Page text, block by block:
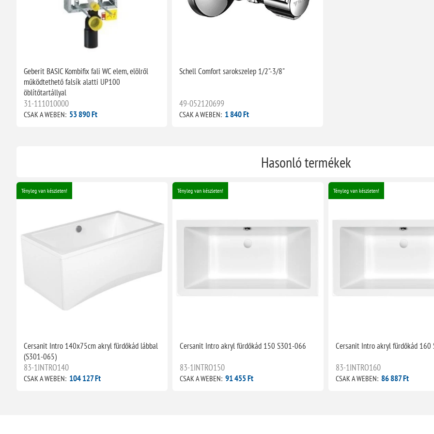
Geberit BASIC Kombifix fali WC elem, elölről
működtethető falsík alatti UP100
öblítőtartállyal
31-111010000
CSAK A WEBEN: 53 890 Ft
Schell Comfort sarokszelep 1/2"-3/8"
49-052120699
CSAK A WEBEN: 1 840 Ft
Hasonló termékek
Tényleg van készleten!
Cersanit Intro 140x75cm akryl fürdőkád lábbal
(S301-065)
83-1INTRO140
CSAK A WEBEN: 104 127 Ft
Tényleg van készleten!
Cersanit Intro akryl fürdőkád 150 S301-066
83-1INTRO150
CSAK A WEBEN: 91 455 Ft
Tényleg van készleten!
Cersanit Intro akryl fürdőkád 160
83-1INTRO160
CSAK A WEBEN: 86 887 Ft